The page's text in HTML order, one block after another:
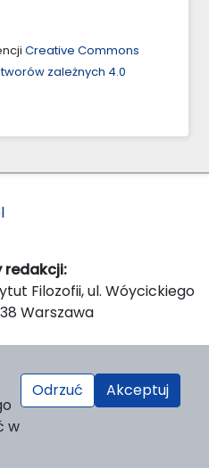
Creative Commons
zależnych 4.0
redakcji:
Filozofii, ul. Wóycickiego
Warszawa
ul. Dewajtis 5, domek
w
Odrzuć Akceptuj